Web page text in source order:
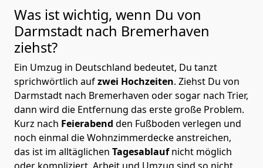
Was ist wichtig, wenn Du von
Darmstadt nach Bremer­haven
ziehst?
Ein Umzug in Deutschland bedeutet, Du tanzt
sprichwörtlich aufzwei Hochzeiten. Ziehst Du von
Darmstadt nach Bremer­haven oder sogar nach Trier,
dann wird die Entfernung das erste große Problem.
Kurz nach Feierabend den Fußboden verlegen und
noch einmal die Wohnzimmerdecke anstreichen,
das ist im alltäglichen Tagesablaufnicht möglich